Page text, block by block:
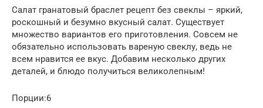
Салат гранатовый браслет рецепт без свеклы – яркий,
роскошный и безумно вкусный салат. Существует
множество вариантов его приготовления. Совсем не
обязательно использовать вареную свеклу, ведь не
всем нравится ее вкус. Добавим несколько других
деталей, и блюдо получиться великолепным!
Порции:6